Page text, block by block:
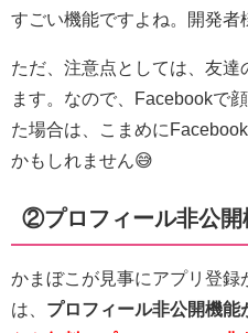
すごい機能ですよね。開発者
ただ、注意点としては、友
ます。なので、Facebookで
た場合は、こまめに
かもしれません😅
②プロフィール非公開
かまぼこが見事にアプリ登
は、 プロフィール非公開機能